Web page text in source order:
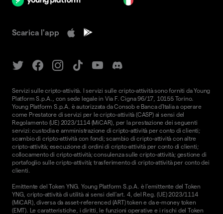
Scarica l'app
Servizi sulle cripto-attività. I servizi sulle cripto-attività sono forniti da Young
Platform S.p.A., con sede legale in Via F. Cigna 96/17, 10155 Torino.
Young Platform S.p.A. è autorizzata da Consob e Banca d'Italia a operare
come Prestatore di servizi per le cripto-attività (CASP) ai sensi del
Regolamento (UE) 2023/1114 (MiCAR), per la prestazione dei seguenti
servizi: custodia e amministrazione di cripto-attività per conto di clienti;
scambio di cripto-attività con fondi; scambio di cripto-attività con altre
cripto-attività; esecuzione di ordini di cripto-attività per conto di clienti;
collocamento di cripto-attività; consulenza sulle cripto-attività; gestione di
portafoglio sulle cripto-attività; trasferimento di cripto-attività per conto dei
clienti.
Emittente del Token YNG. Young Platform S.p.A. è l'emittente del Token
YNG, cripto-attività di utilità ai sensi dell'art. 4, del Reg. (UE) 2023/1114
(MiCAR), diversa da asset-referenced (ART) token e da e-money token
(EMT). Le caratteristiche, i diritti, le funzioni operative e i rischi del Token